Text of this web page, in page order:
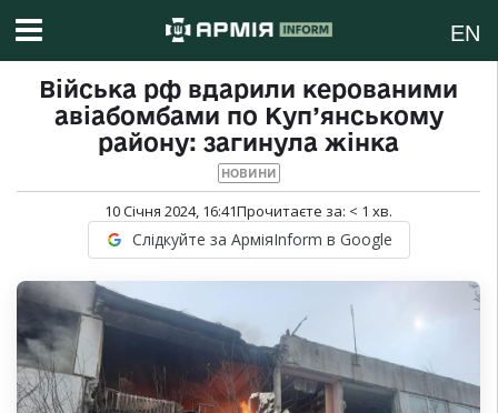
EN
Війська рф вдарили керованими
авіабомбами по Куп’янському
району: загинула жінка
НОВИНИ
10 Січня 2024, 16:41Прочитаєте за: < 1 хв.
Слідкуйте за АрміяInform в Google